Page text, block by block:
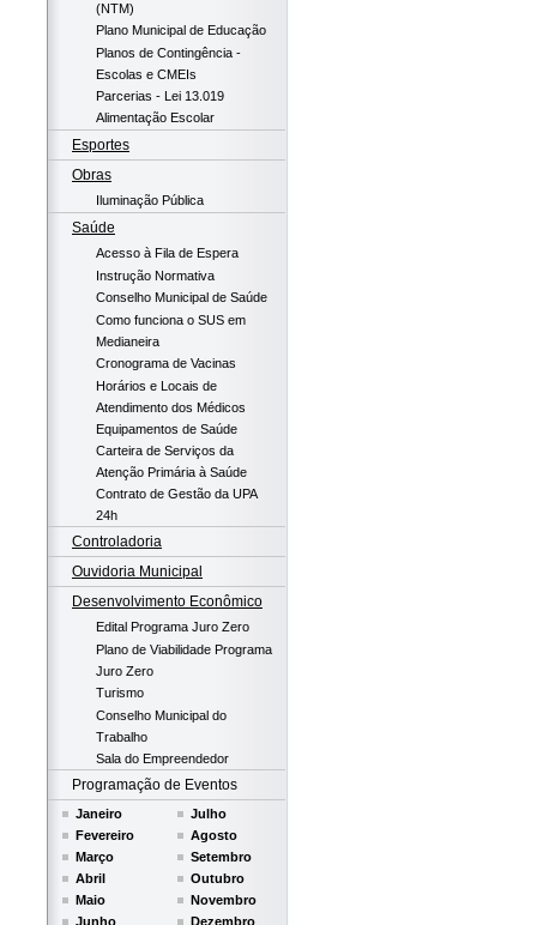
(NTM)
Plano Municipal de Educação
Planos de Contingência -
Escolas e CMEIs
Parcerias - Lei 13.019
Alimentação Escolar
Esportes
Obras
Iluminação Pública
Saúde
Acesso à Fila de Espera
Instrução Normativa
Conselho Municipal de Saúde
Como funciona o SUS em
Medianeira
Cronograma de Vacinas
Horários e Locais de
Atendimento dos Médicos
Equipamentos de Saúde
Carteira de Serviços da
Atenção Primária à Saúde
Contrato de Gestão da UPA
24h
Controladoria
Ouvidoria Municipal
Desenvolvimento Econômico
Edital Programa Juro Zero
Plano de Viabilidade Programa
Juro Zero
Turismo
Conselho Municipal do
Trabalho
Sala do Empreendedor
Programação de Eventos
Janeiro
Fevereiro
Março
Abril
Maio
Junho
Julho
Agosto
Setembro
Outubro
Novembro
Dezembro